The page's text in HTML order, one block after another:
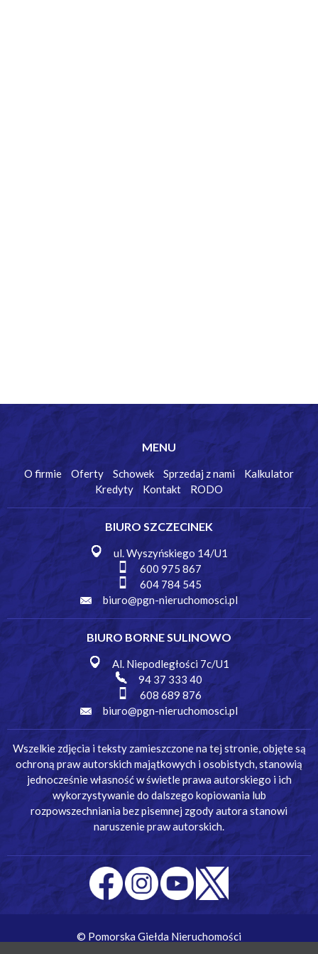
MENU
O firmie Oferty Schowek Sprzedaj z nami
Kalkulator
Kredyty
Kontakt RODO
BIURO SZCZECINEK
ul. Wyszyńskiego 14/U1
600 975 867
604 784 545
biuro@pgn-nieruchomosci.pl
BIURO BORNE SULINOWO
Al. Niepodległości 7c/U1
94 37 333 40
608 689 876
biuro@pgn-nieruchomosci.pl
Wszelkie zdjęcia i teksty zamieszczone na tej stronie, objęte są
ochroną praw autorskich majątkowych i osobistych, stanowią
jednocześnie własność w świetle prawa autorskiego i ich
wykorzystywanie do dalszego kopiowania lub
rozpowszechniania bez pisemnej zgody autora stanowi
naruszenie praw autorskich.
© Pomorska Giełda Nieruchomości